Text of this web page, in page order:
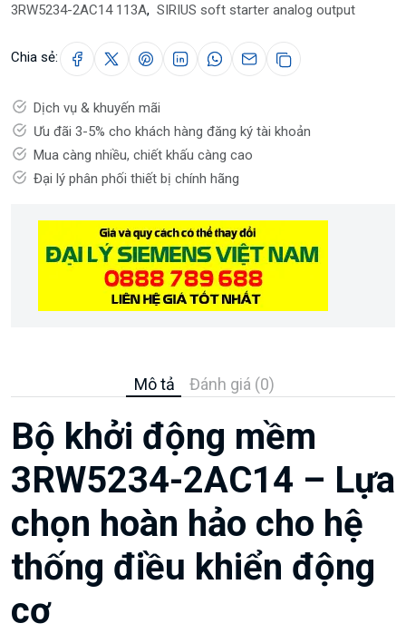
3RW5234-2AC14 113A, SIRIUS soft starter analog output
Chia sẻ:
Dịch vụ & khuyến mãi
Ưu đãi 3-5% cho khách hàng đăng ký tài khoản
Mua càng nhiều, chiết khấu càng cao
Đại lý phân phối thiết bị chính hãng
Mô tả Đánh giá (0)
Bộ khởi động mềm
3RW5234-2AC14 – Lựa
chọn hoàn hảo cho hệ
thống điều khiển động
cơ